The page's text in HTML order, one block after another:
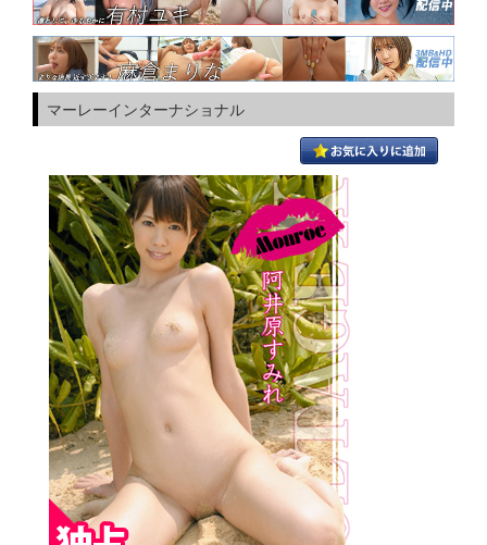
マーレーインターナショナル